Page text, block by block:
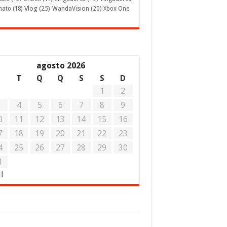
(18) Vlog (25) WandaVision (20) Xbox One
agosto 2026
T Q Q S S
D
1
2
4 5 6 7 8
9
11 12 13 14 15
16
18 19 20 21 22
23
25 26 27 28 29
30